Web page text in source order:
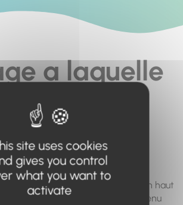
a laquelle
cherchez à
n'existe
ou plus.
à utiliser le moteur de recherche en haut
le menu pour trouver le contenu
site uses cookies
gives you control
what you want to
activate